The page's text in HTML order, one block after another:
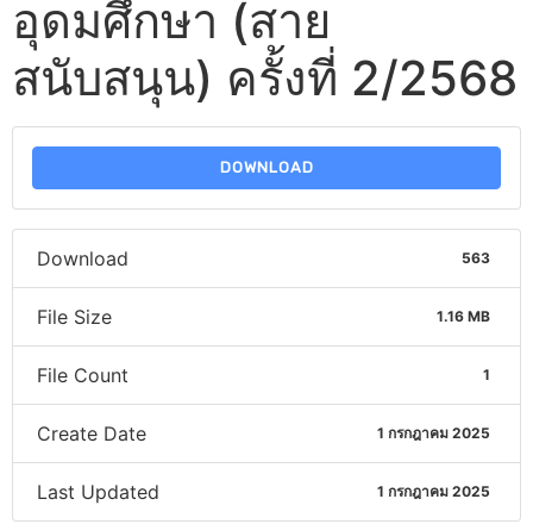
อุดมศึกษา (สาย
สนับสนุน) ครั้งที่ 2/2568
DOWNLOAD
Download 563
File Size 1.16 MB
File Count 1
Create Date 1 กรกฎาคม 2025
Last Updated 1 กรกฎาคม 2025